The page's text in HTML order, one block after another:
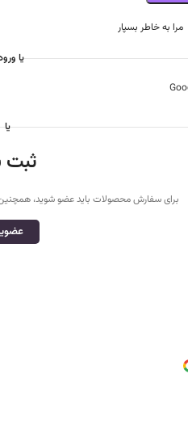
مرا به خاطر بسپار
یا
یا
ثبت
برای سفارش محصولات باید عضو شوید، همچنین